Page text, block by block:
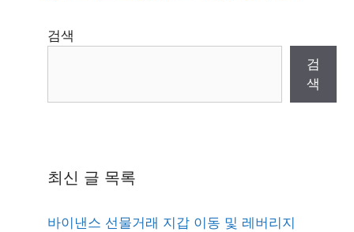
검색
검
색
최신 글 목록
바이낸스 선물거래 지갑 이동 및 레버리지